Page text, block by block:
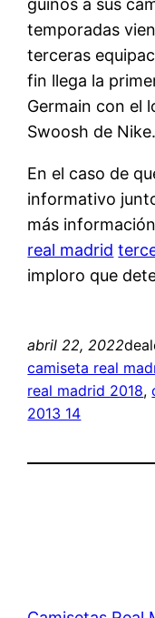
guiños a sus
temporadas
terceras
fin llega la
Germain con el
Swoosh de Nike.
En el caso de
informativo
más
real madrid
imploro que
abril 22, 2022
camiseta real
real madrid 2018,
2013 14